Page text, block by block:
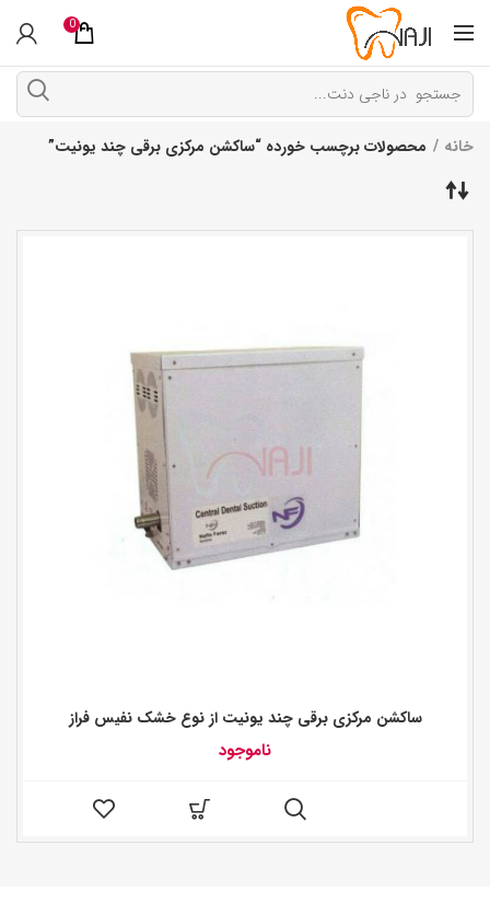
0
خانه محصولات برچسب خورده “ساکشن مرکزی برقی چند یونیت”
ساکشن مرکزی برقی چند یونیت از نوع خشک نفیس فراز
ناموجود